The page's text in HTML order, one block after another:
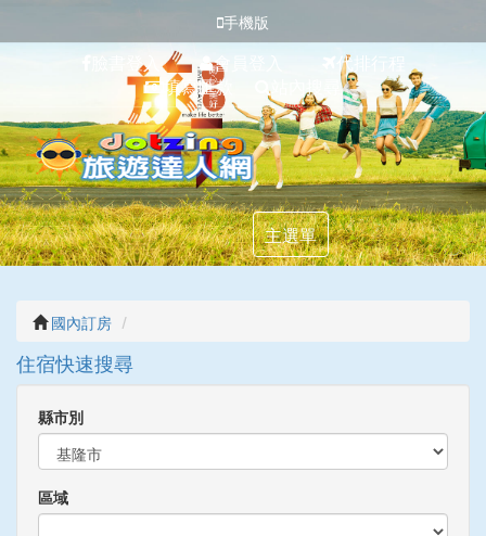
手機版
臉書登入 會員登入
代排行程
填寫匯款
主選單
國內訂房
住宿快速搜尋
縣市別
區域